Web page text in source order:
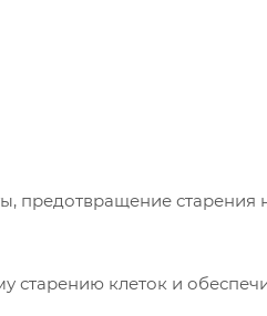
предотвращение старения
старению клеток и